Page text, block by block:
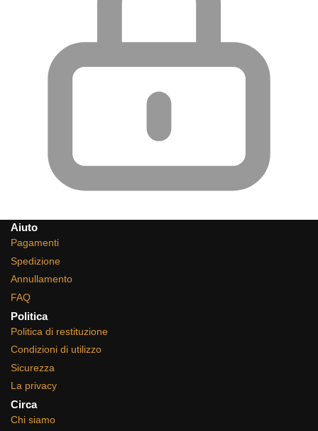
Aiuto
Pagamenti
Spedizione
Annullamento
FAQ
Politica
Politica di restituzione
Condizioni di utilizzo
Sicurezza
La privacy
Circa
Chi siamo